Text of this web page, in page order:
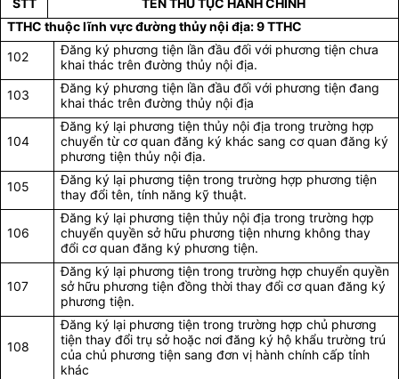
STT
TÊN THỦ TỤC HÀNH CHÍNH
TTHC thuộc lĩnh vực đường thủy nội địa: 9 TTHC
102
Đăng ký phương tiện lần đầu đối với phương tiện chưa
khai thác trên đường thủy nội địa.
103
Đăng ký phương tiện lần đầu đối với phương tiện đang
khai thác trên đường thủy nội địa
104
Đăng ký lại phương tiện thủy nội địa trong trường hợp
chuyển từ cơ quan đăng ký khác sang cơ quan đăng ký
phương tiện thủy nội địa.
105
Đăng ký lại phương tiện trong trường hợp phương tiện
thay đổi tên, tính năng kỹ thuật.
106
Đăng ký lại phương tiện thủy nội địa trong trường hợp
chuyển quyền sở hữu phương tiện nhưng không thay
đổi cơ quan đăng ký phương tiện.
107
Đăng ký lại phương tiện trong trường hợp chuyển quyền
sở hữu phương tiện đồng thời thay đổi cơ quan đăng ký
phương tiện.
108
Đăng ký lại phương tiện trong trường hợp chủ phương
tiện thay đổi trụ sở hoặc nơi đăng ký hộ khẩu trường trú
của chủ phương tiện sang đơn vị hành chính cấp tỉnh
khác